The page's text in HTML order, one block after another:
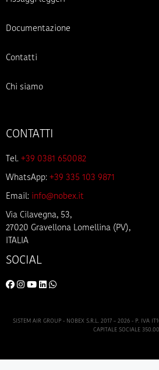
Documentazione
Contatti
Chi siamo
CONTATTI
Tel. +39 0381 650082
WhatsApp: +39 335 103 9871
Email: info@nobex.it
Via Cilavegna, 53,
27020 Gravellona Lomellina (PV),
ITALIA
SOCIAL
SISTEM AIR GROUP - NOBEX S.R.L. 2017 – 2026 - P. IVA
CAPITALE SOCIALE